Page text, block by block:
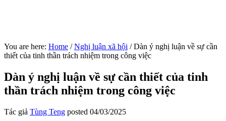
You are here: Home / Nghị luận xã hội /Dàn ý nghị luận về sự cần
thiết của tinh thần trách nhiệm trong công việc
Dàn ý nghị luận về sự cần thiết của tinh
thần trách nhiệm trong công việc
Tác giả Tùng Teng posted 04/03/2025